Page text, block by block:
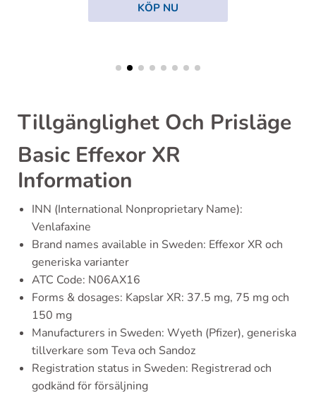
KÖP NU
Tillgänglighet Och Prisläge
Basic Effexor XR
Information
INN (International Nonproprietary Name):
Venlafaxine
Brand names available in Sweden: Effexor XR och
generiska varianter
ATC Code: N06AX16
Forms & dosages: Kapslar XR: 37.5 mg, 75 mg och
150 mg
Manufacturers in Sweden: Wyeth (Pfizer), generiska
tillverkare som Teva och Sandoz
Registration status in Sweden: Registrerad och
godkänd för försäljning